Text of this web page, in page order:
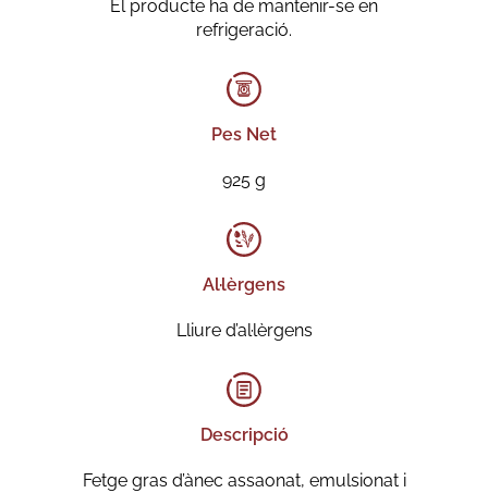
El producte ha de mantenir-se en
refrigeració.
Pes Net
925 g
Al·lèrgens
Lliure d’al·lèrgens
Descripció
Fetge gras d’ànec assaonat, emulsionat i